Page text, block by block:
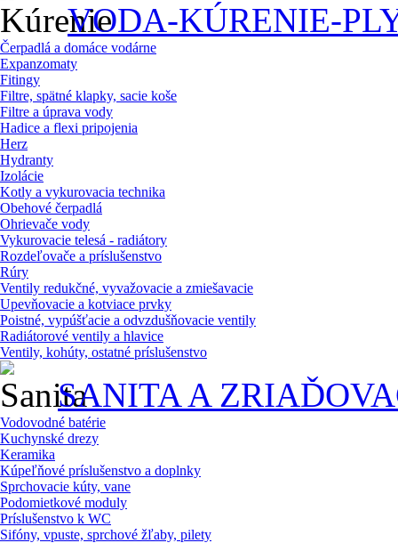
VODA-KÚRENIE-
Čerpadlá a domáce vodárne
Expanzomaty
Fitingy
Filtre, spätné klapky, sacie koše
Filtre a úprava vody
Hadice a flexi pripojenia
Herz
Hydranty
Izolácie
Kotly a vykurovacia technika
Obehové čerpadlá
Ohrievače vody
Vykurovacie telesá - radiátory
Rozdeľovače a príslušenstvo
Rúry
Ventily redukčné, vyvažovacie a zmiešavacie
Upevňovacie a kotviace prvky
Poistné, vypúšťacie a odvzdušňovacie ventily
Radiátorové ventily a hlavice
Ventily, kohúty, ostatné príslušenstvo
SANITA A
Vodovodné batérie
Kuchynské drezy
Keramika
Kúpeľňové príslušenstvo a doplnky
Sprchovacie kúty, vane
Podomietkové moduly
Príslušenstvo k WC
Sifóny, vpuste, sprchové žľaby, pilety